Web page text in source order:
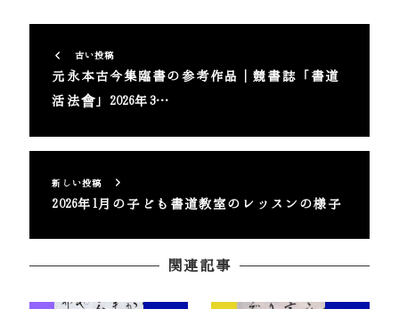
古い投稿
元永本古今集臨書の参考作品｜競書誌「書道
活法會」2026年3…
新しい投稿
2026年1月の子ども書道教室のレッスンの様子
関連記事